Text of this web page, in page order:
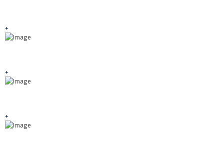
+
+
+